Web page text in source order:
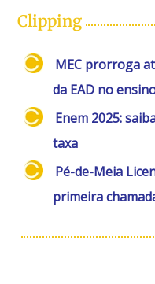
Clipping
MEC prorroga
da EAD no
Enem 2025:
taxa
Pé-de-Meia
primeira